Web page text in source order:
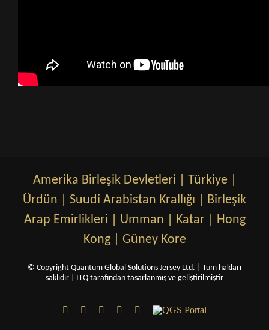
Amerika Birleşik Devletleri Türkiye|
Ürdün
Suudi Arabistan Krallığı
Birleşik
Arap Emirlikleri
Umman Katar| Hong
Kong| Güney Kore
© Copyright Quantum Global Solutions Jersey Ltd. | Tüm hakları
saklıdır | ITQ tarafından tasarlanmış ve geliştirilmiştir
LinkedInFacebook YouTube
EmailQGS